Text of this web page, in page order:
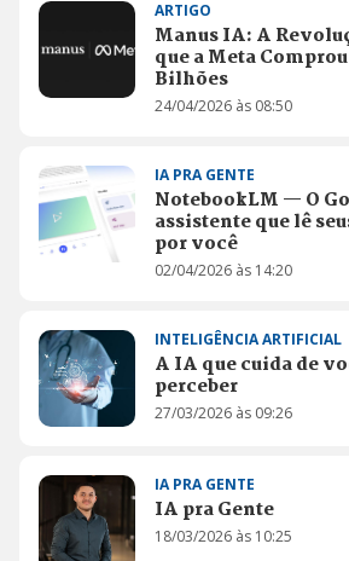
ARTIGO
Manus IA: A
que a Meta
Bilhões
24/04/2026 às 08:50
IA PRA GENTE
NotebookLM — O
assistente que lê
por você
02/04/2026 às 14:20
INTELIGÊNCIA ARTIFICIAL
A IA que cuida de
perceber
27/03/2026 às 09:26
IA PRA GENTE
IA pra Gente
18/03/2026 às 10:25